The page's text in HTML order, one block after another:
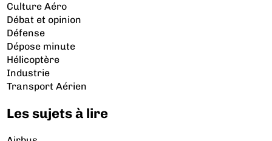
Culture Aéro
Débat et opinion
Défense
Dépose minute
Hélicoptère
Industrie
Transport Aérien
Les sujets à lire